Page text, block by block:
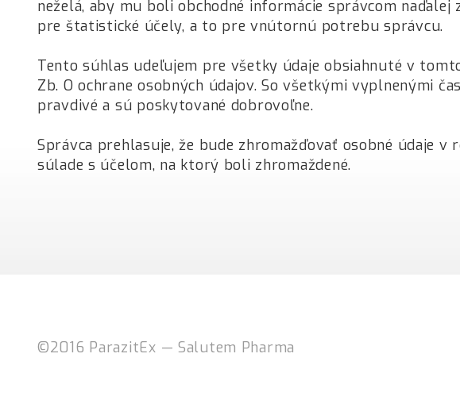
neželá, aby mu boli obchodné informácie správcom
pre štatistické účely, a to pre vnútornú potrebu správcu.
Tento súhlas udeľujem pre všetky údaje obsiahnuté v
Zb. O ochrane osobných údajov. So všetkými vyplnenými
pravdivé a sú poskytované dobrovoľne.
Správca prehlasuje, že bude zhromažďovať osobné údaje
súlade s účelom, na ktorý boli zhromaždené.
©2016 ParazitEx — Salutem Pharma